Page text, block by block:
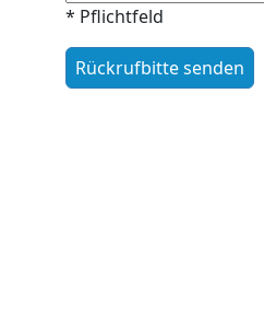
* Pflichtfeld